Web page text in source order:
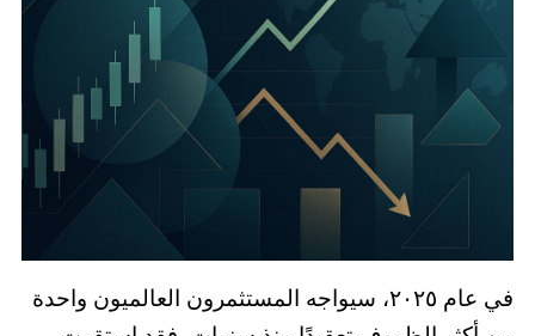
في عام ٢٠٢٥، سيواجه المستثمرون العالميون واحدة